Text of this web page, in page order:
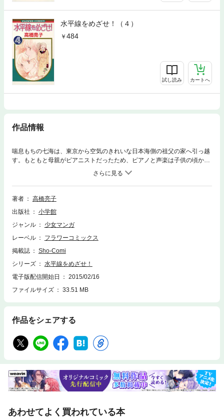
水平線をめざせ！（４）
484
試し読み カートへ
作品情報
喘息もちの七海は、東京から空気のきれいな日本海側の祖父の家へ引っ越
す。もともと母親がピアニストだったため、ピアノと声楽は子供の頃から
親しんでいた七海。海沿いでギターを持っていた高瀬という先輩とひょん
なことから仲良くなり、フォークソング同好会に参加するようになる。そ
して、二人で歌うと、周りが盛り上がるので、デュエットを組むことにな
るが！？
著者
高橋亮子
出版社
小学館
ジャンル
少女マンガ
レーベル
フラワーコミックス
掲載誌
Sho-Comi
シリーズ
水平線をめざせ！
電子版配信開始日
2015/02/16
ファイルサイズ
33.51 MB
作品をシェアする
あわせてよく買われている本